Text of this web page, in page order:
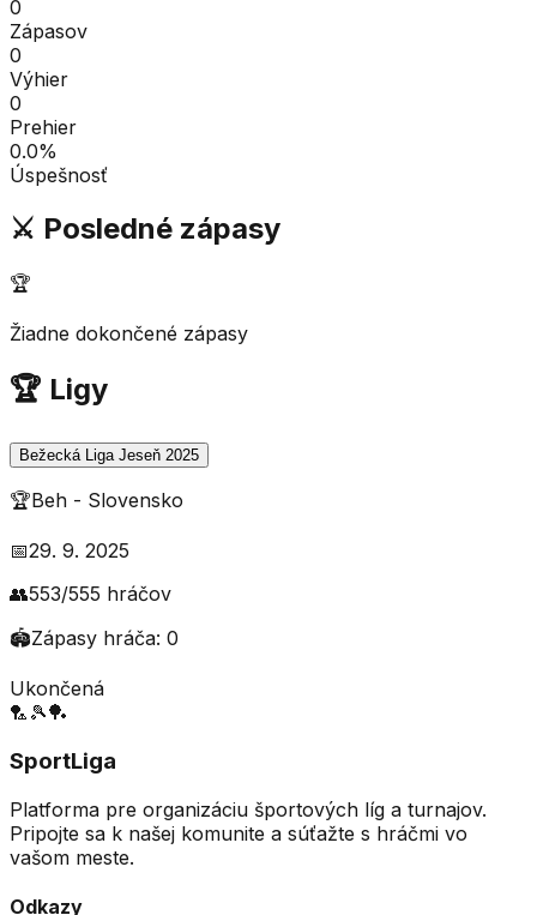
0
Zápasov
0
Výhier
0
Prehier
0.0%
Úspešnosť
⚔️ Posledné zápasy
🏆
Žiadne dokončené zápasy
🏆 Ligy
Bežecká Liga Jeseň 2025
🏆Beh - Slovensko
📅29. 9. 2025
👥553/555 hráčov
🏟️Zápasy hráča: 0
Ukončená
🏸 🎾🏓
SportLiga
Platforma pre organizáciu športových líg a turnajov.
Pripojte sa k našej komunite a súťažte s hráčmi vo
vašom meste.
Odkazy